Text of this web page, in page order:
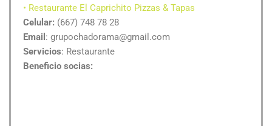
• Restaurante El Caprichito Pizzas & Tapas
Celular: (667) 748 78 28
Email : grupochadorama@gmail.com
Servicios: Restaurante
Beneficio socias: